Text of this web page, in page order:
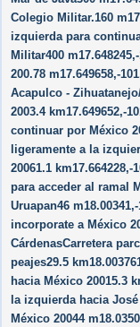
Colegio Militar.160
izquierda para
Militar400
200.78 m17.649658,-
Acapulco -
2003.4 km17.649652,-
continuar por México
ligeramente a la
20061.1
para acceder al ramal
Uruapan46
incorporate a México
CárdenasCarretera
peajes29.5
hacia México 20015.3
la izquierda hacia
México 20044